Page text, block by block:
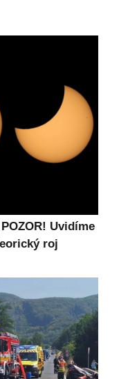
Uvidíme
roj